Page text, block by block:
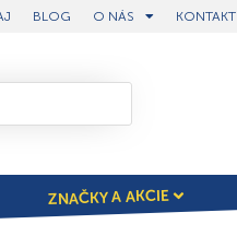
BLOG O NÁS KONTAKT
ZNAČKY A AKCIE